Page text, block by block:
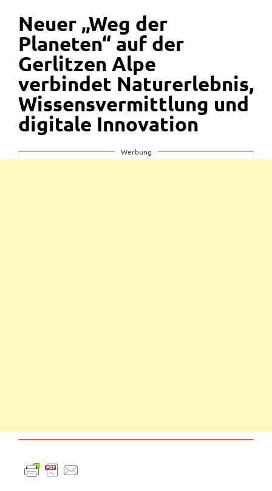
Neuer „Weg der
Planeten“ auf der
Gerlitzen Alpe
verbindet Naturerlebnis,
Wissensvermittlung und
digitale Innovation
Werbung